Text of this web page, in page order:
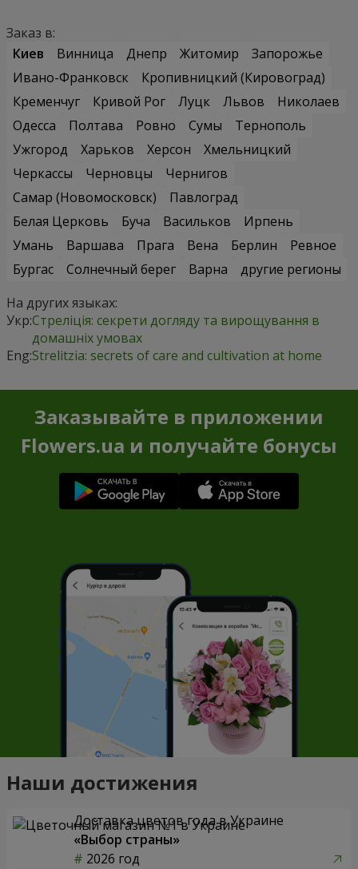
Заказ в:
Киев
Винница Днепр Житомир
Запорожье
Ивано-Франковск
Кропивницкий (Кировоград)
Кременчуг
Кривой Рог Луцк Львов
Николаев
Одесса
Полтава Ровно Сумы
Тернополь
Ужгород
Харьков Херсон
Хмельницкий
Черкассы
Черновцы
Чернигов
Самар (Новомосковск)
Павлоград
Белая Церковь
Буча Васильков
Ирпень
Умань
Варшава Прага Вена Берлин
Ревное
Бургас
Солнечный берег Варна
другие регионы
На других языках:
Укр:Стреліція: секрети догляду та вирощування в
домашніх умовах
Eng:Strelitzia: secrets of care and cultivation at home
Заказывайте в приложении
Flowers.ua и получайте бонусы
Наши достижения
Доставка цветов года в Украине
«Выбор страны»
2026 год